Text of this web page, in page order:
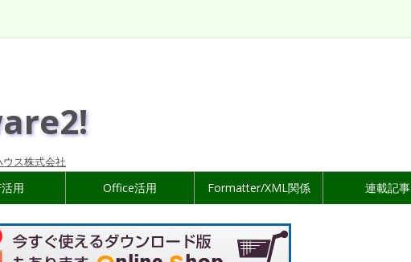
ス株式会社
用 Office活用 Formatter/XML関係 連載記事